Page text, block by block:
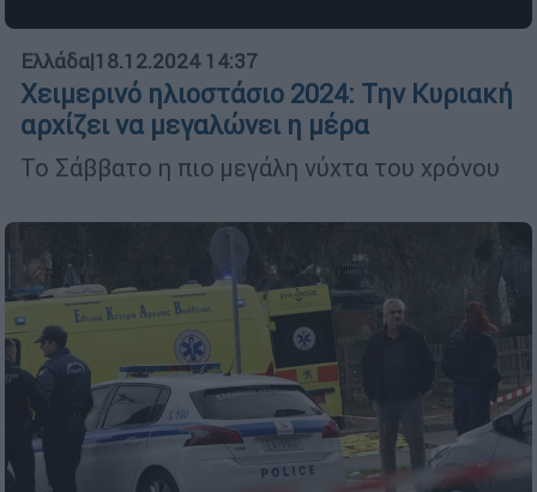
Ελλάδα|18.12.2024 14:37
Χειμερινό ηλιοστάσιο 2024: Την Κυριακή
αρχίζει να μεγαλώνει η μέρα
Το Σάββατο η πιο μεγάλη νύχτα του χρόνου